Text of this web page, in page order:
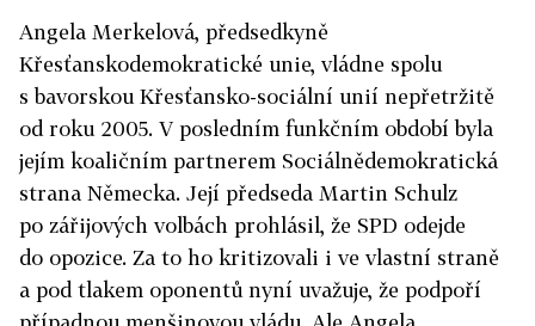
Angela Merkelová, předsedkyně
Křesťanskodemokratické unie, vládne spolu
s bavorskou Křesťansko-sociální unií nepřetržitě
od roku 2005. V posledním funkčním období byla
jejím koaličním partnerem Sociálnědemokratická
strana Německa. Její předseda Martin Schulz
po zářijových volbách prohlásil, že SPD odejde
do opozice. Za to ho kritizovali i ve vlastní straně
a pod tlakem oponentů nyní uvažuje, že podpoří